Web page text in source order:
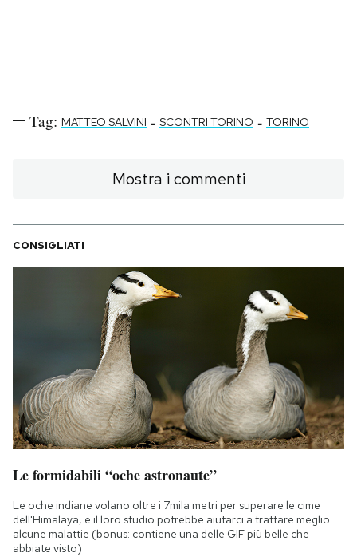
Tag: MATTEO SALVINI - SCONTRI TORINO - TORINO
Mostra i commenti
CONSIGLIATI
Le formidabili “oche astronaute”
Le oche indiane volano oltre i 7mila metri per superare le cime
dell'Himalaya, e il loro studio potrebbe aiutarci a trattare meglio
alcune malattie (bonus: contiene una delle GIF più belle che
abbiate visto)